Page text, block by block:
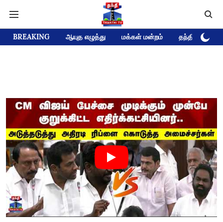
BREAKING ஆயுத எழுத்து மக்கள் மன்றம் தந்தி டிவி